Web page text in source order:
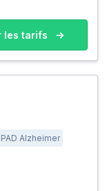
les tarifs
Alzheimer